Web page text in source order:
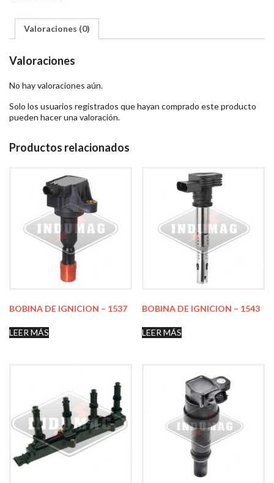
Valoraciones (0)
Valoraciones
No hay valoraciones aún.
Solo los usuarios registrados que hayan comprado este producto
pueden hacer una valoración.
Productos relacionados
BOBINA DE IGNICION – 1537
LEER MÁS
BOBINA DE IGNICION – 1543
LEER MÁS